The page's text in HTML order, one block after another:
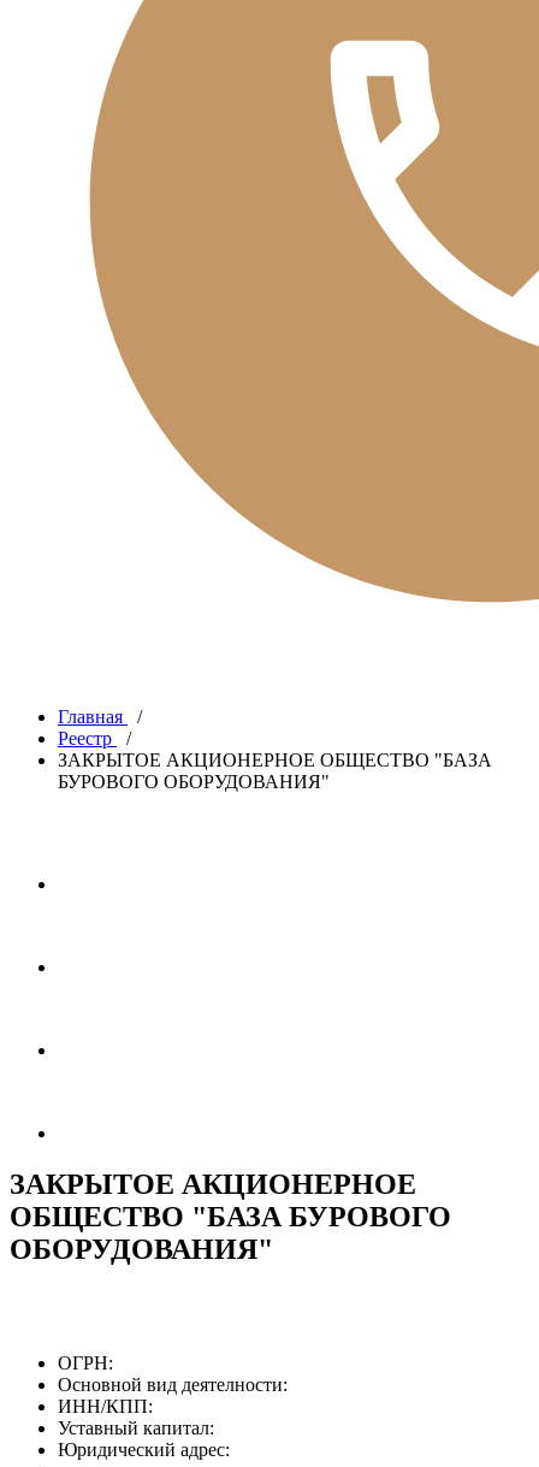
Главная
/
Реестр
/
ЗАКРЫТОЕ АКЦИОНЕРНОЕ ОБЩЕСТВО "БАЗА
БУРОВОГО ОБОРУДОВАНИЯ"
ЗАКРЫТОЕ АКЦИОНЕРНОЕ
ОБЩЕСТВО "БАЗА БУРОВОГО
ОБОРУДОВАНИЯ"
ОГРН:
Основной вид деятелности:
ИНН/КПП:
Уставный капитал:
Юридический адрес: